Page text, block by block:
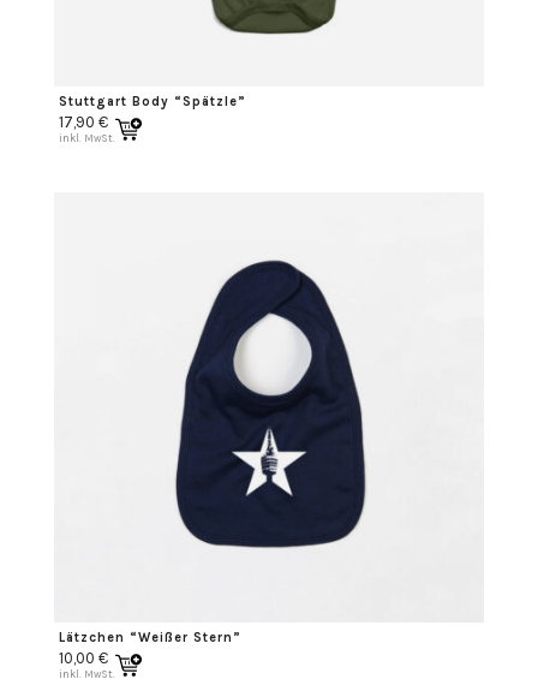
Stuttgart Body “Spätzle”
17,90 €
inkl. MwSt.
Lätzchen “Weißer Stern”
10,00 €
inkl. MwSt.